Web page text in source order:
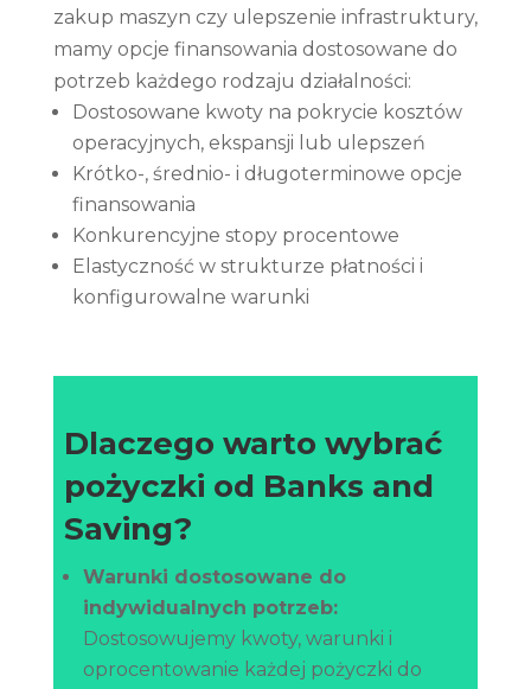
zakup maszyn czy ulepszenie infrastruktury,
mamy opcje finansowania dostosowane do
potrzeb każdego rodzaju działalności:
Dostosowane kwoty na pokrycie kosztów
operacyjnych, ekspansji lub ulepszeń
Krótko-, średnio- i długoterminowe opcje
finansowania
Konkurencyjne stopy procentowe
Elastyczność w strukturze płatności i
konfigurowalne warunki
Dlaczego warto wybrać
pożyczki od Banks and
Saving?
Warunki dostosowane do
indywidualnych potrzeb:
Dostosowujemy kwoty, warunki i
oprocentowanie każdej pożyczki do